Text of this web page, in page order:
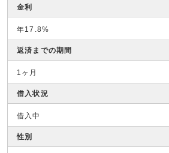
金利
年17.8%
返済までの期間
1ヶ月
借入状況
借入中
性別